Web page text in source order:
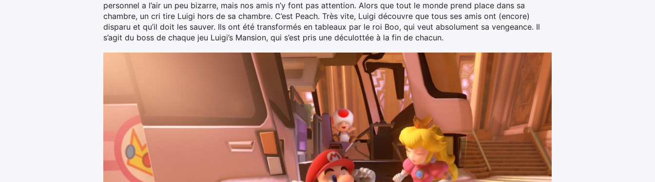
personnel a l’air un peu bizarre, mais nos amis n’y font pas attention. Alors que tout le monde prend place dans sa
chambre, un cri tire Luigi hors de sa chambre. C’est Peach. Très vite, Luigi découvre que tous ses amis ont (encore)
disparu et qu’il doit les sauver. Ils ont été transformés en tableaux par le roi Boo, qui veut absolument sa vengeance. Il
s’agit du boss de chaque jeu Luigi’s Mansion, qui s’est pris une déculottée à la fin de chacun.